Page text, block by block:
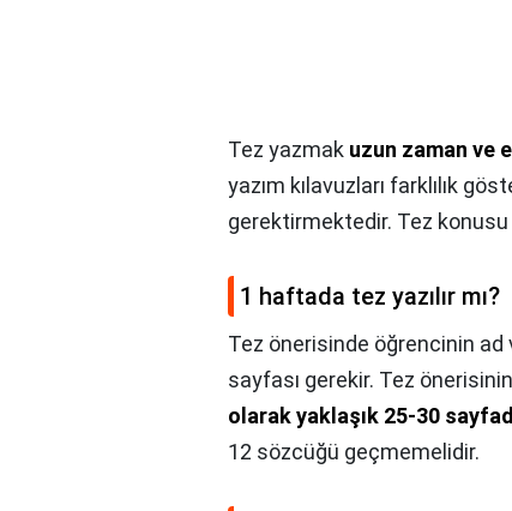
Tez yazmak uzun zaman ve
yazım kılavuzları farklılık
gerektirmektedir. Tez
1 haftada tez yazılır mı?
Tez önerisinde öğrencinin ad
sayfası gerekir. Tez
olarak yaklaşık 25-30
12 sözcüğü geçmemelidir.